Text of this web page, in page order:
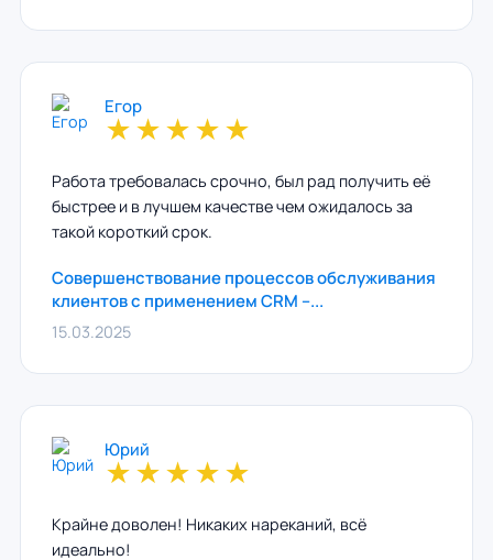
Егор
★★★★★
Работа требовалась срочно, был рад получить её
быстрее и в лучшем качестве чем ожидалось за
такой короткий срок.
Совершенствование процессов обслуживания
клиентов с применением CRM –...
15.03.2025
Юрий
★★★★★
Крайне доволен! Никаких нареканий, всё
идеально!